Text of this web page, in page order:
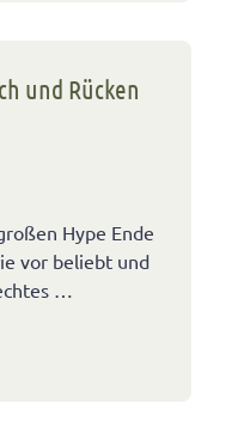
und Rücken
Hype Ende
vor beliebt und
…